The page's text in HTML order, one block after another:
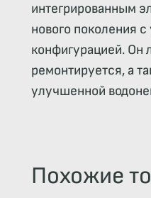
интегрированным
нового поколения с
конфигурацией. Он
ремонтируется, а
улучшенной
Похожие